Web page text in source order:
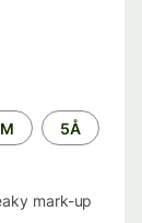
5Å
mark-up